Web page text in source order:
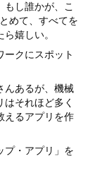
もし誰かが、こ
めて、すべてを
嬉しい。
ークにスポット
んあるが、機械
それほど多く
えるアプリを作
プ・アプリ」を